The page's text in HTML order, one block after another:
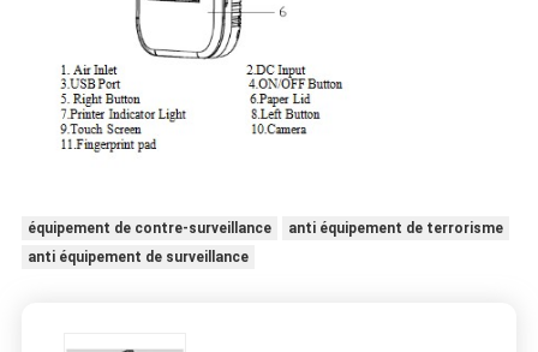
équipement de contre-surveillance
anti équipement de terrorisme
anti équipement de surveillance